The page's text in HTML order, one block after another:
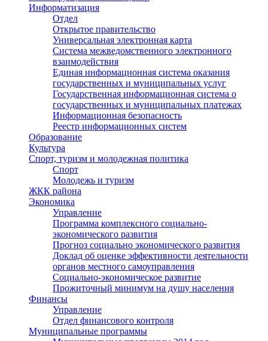
Информатизация
Отдел
Открытое правительство
Универсальная электронная карта
Система межведомственного электронного
взаимодействия
Единая информационная система оказания
государственных и муниципальных услуг
Государственная информационная система о
государственных и муниципальных платежах
Информационная безопасность
Реестр информационных систем
Образование
Культура
Спорт, туризм и молодежная политика
Спорт
Молодежь и туризм
ЖКК района
Экономика
Управление
Программа комплексного социально-
экономического развития
Прогноз социально экономического развития
Доклад об оценке эффективности деятельности
органов местного самоуправления
Социально-экономическое развитие
Прожиточный минимум на душу населения
Финансы
Управление
Отдел финансового контроля
Муниципальные программы